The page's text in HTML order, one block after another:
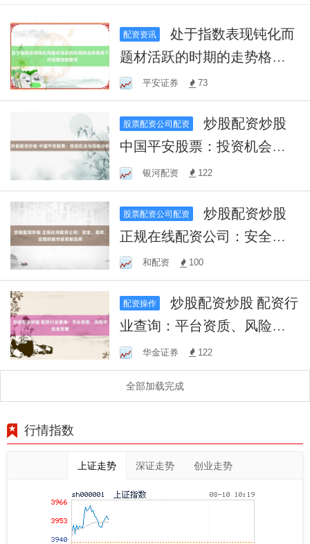
配资资讯
处于指数表现钝化而
题材活跃的时期的走势格局
下，对回撤控制要求
平安证券 73
股票配资公司配资
炒股配资炒股
中国平安股票：投资机会与
风险分析
银河配资 122
股票配资公司配资
炒股配资炒股
正规在线配资公司：安全、
高效、合规的股市投资新选
择
和配资 100
配资操作
炒股配资炒股 配资行
业查询：平台资质、风险评
估全攻略
华金证券 122
全部加载完成
行情指数
上证走势 深证走势 创业走势